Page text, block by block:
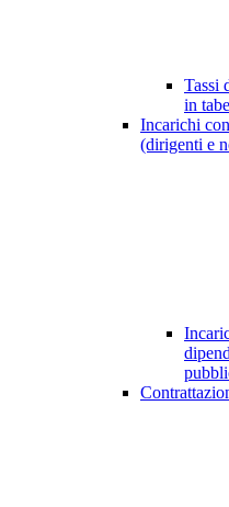
Tassi
in
Incarichi
(dirigenti e